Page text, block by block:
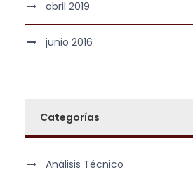
abril 2019
junio 2016
Categorías
Análisis Técnico